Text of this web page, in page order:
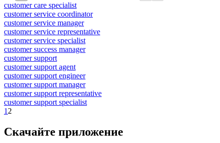
customer care specialist
customer service coordinator
customer service manager
customer service representative
customer service specialist
customer success manager
customer support
customer support agent
customer support engineer
customer support manager
customer support representative
customer support specialist
1 2
Скачайте приложение